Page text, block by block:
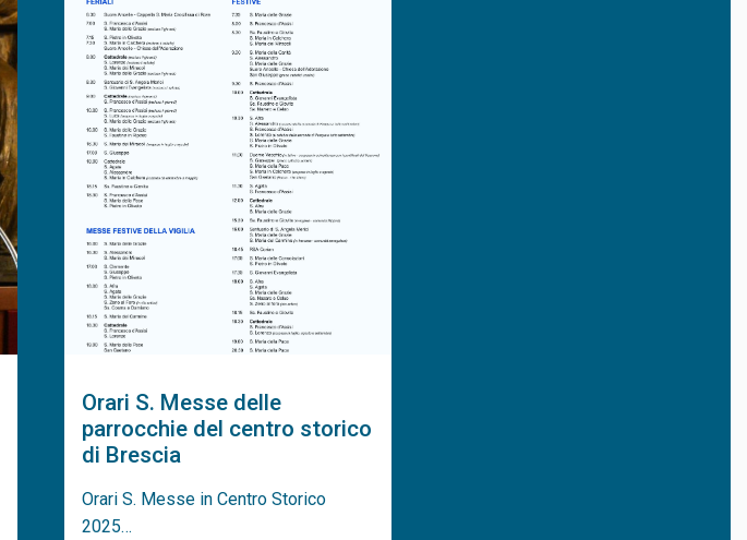
Orari S. Messe delle
parrocchie del centro storico
di Brescia
Orari S. Messe in Centro Storico
2025…